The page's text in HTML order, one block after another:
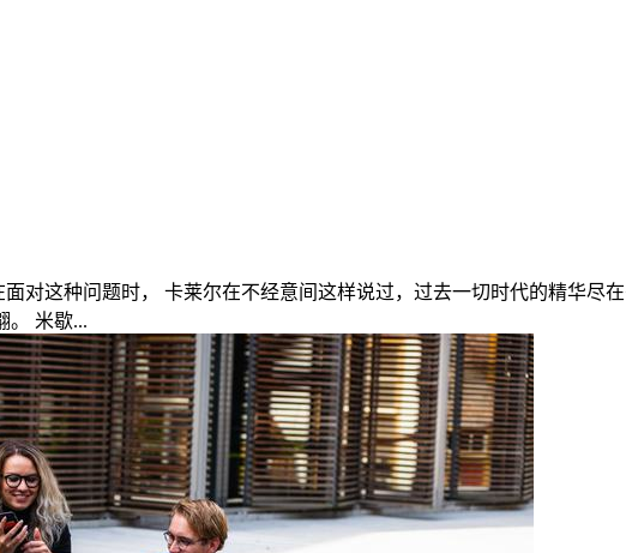
对这种问题时， 卡莱尔在不经意间这样说过，过去一切时代的精华尽
。 米歇...